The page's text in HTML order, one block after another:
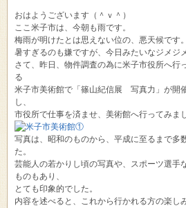
おはようございます（＾ｖ＾）
ここ米子市は、今朝も雨です。
梅雨が明けたとは思えない位の、悪天候です。
暑すぎるのも嫌ですが、今日みたいなジメジ
さて、昨日、物件調査の為に米子市役所へ行
る
米子市美術館で「篠山紀信展 写真力」が開
し、
市役所で仕事を済ませ、美術館へ行ってみまし
写真は、昭和のものから、平成に至るまで多
た。
芸能人の若かりし頃の写真や、スポーツ選手
ものもあり、
とても印象的でした。
内容を述べると、これから行かれる方の楽し